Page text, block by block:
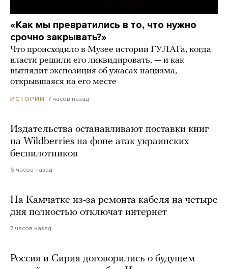
«Как мы превратились в то, что нужно
срочно закрывать?»
Что происходило в Музее истории ГУЛАГа, когда
власти решили его ликвидировать, — и как
выглядит экспозиция об ужасах нацизма,
открывшаяся на его месте
ИСТОРИИ 7 часов назад
Издательства останавливают поставки книг
на Wildberries на фоне атак украинских
беспилотников
6 часов назад
На Камчатке из-за ремонта кабеля на четыре
дня полностью отключат интернет
7 часов назад
Россия и Сирия договорились о будущем